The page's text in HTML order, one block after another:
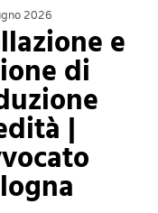
2026
e
di
|